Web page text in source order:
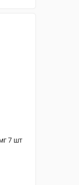
7 шт